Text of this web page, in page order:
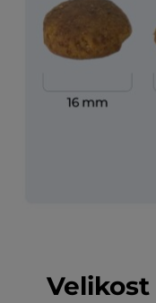
Velikost